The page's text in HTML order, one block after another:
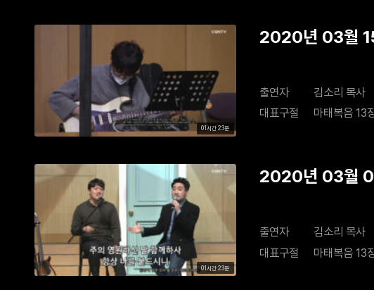
01시간 23분
2020년 03월
출연자
김소리 목사
대표구절
마태복음 13
01시간 23분
2020년 03월
출연자
김소리 목사
대표구절
마태복음 13